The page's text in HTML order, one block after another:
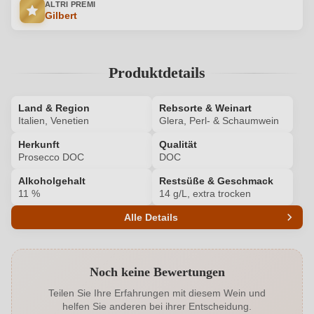
ALTRI PREMI
Gilbert
Produktdetails
Land & Region
Italien, Venetien
Rebsorte & Weinart
Glera, Perl- & Schaumwein
Herkunft
Prosecco DOC
Qualität
DOC
Alkoholgehalt
11 %
Restsüße & Geschmack
14 g/L, extra trocken
Alle Details
Alkoholgehalt in % 11 %
Allergene Enthält Sulfite
Noch keine Bewertungen
Teilen Sie Ihre Erfahrungen mit diesem Wein und
helfen Sie anderen bei ihrer Entscheidung.